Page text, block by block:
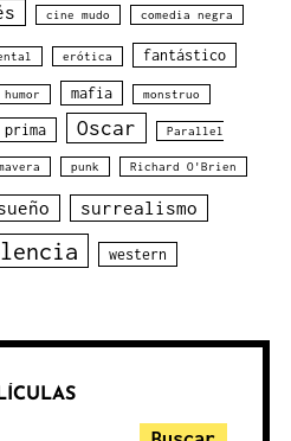
cine mudo comedia negra
erótica fantástico
humor mafia monstruo
prima Oscar Parallel
punk Richard O'Brien
surrealismo
western